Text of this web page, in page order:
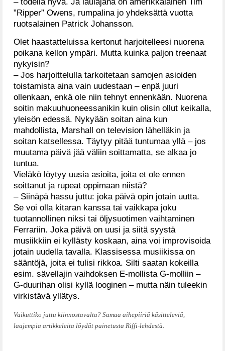
”Ripper” Owens, rumpalina jo yhdeksättä vuotta
ruotsalainen Patrick Johansson.
Olet haastatteluissa kertonut harjoitelleesi nuorena
poikana kellon ympäri. Mutta kuinka paljon treenaat
nykyisin?
– Jos harjoittelulla tarkoitetaan samojen asioiden
toistamista aina vain uudestaan – enpä juuri
ollenkaan, enkä ole niin tehnyt ennenkään. Nuorena
soitin makuuhuoneessanikin kuin olisin ollut keikalla,
yleisön edessä. Nykyään soitan aina kun
mahdollista, Marshall on television lähelläkin ja
soitan katsellessa. Täytyy pitää tuntumaa yllä – jos
muutama päivä jää väliin soittamatta, se alkaa jo
tuntua.
Vieläkö löytyy uusia asioita, joita et ole ennen
soittanut ja rupeat oppimaan niistä?
– Siinäpä hassu juttu: joka päivä opin jotain uutta.
Se voi olla kitaran kanssa tai vaikkapa joku
tuotannollinen niksi tai öljysuotimen vaihtaminen
Ferrariin. Joka päivä on uusi ja siitä syystä
musiikkiin ei kyllästy koskaan, aina voi improvisoida
jotain uudella tavalla. Klassisessa musiikissa on
sääntöjä, joita ei tulisi rikkoa. Silti saatan kokeilla
esim. sävellajin vaihdoksen E-mollista G-molliin –
G-duurihan olisi kyllä looginen – mutta näin tuleekin
virkistävä yllätys.
Vaikuttiko juttu kiinnostavalta? Samaa aihepiiriä käsitteleviä,
laajempia artikkeleita löydät painetusta Riffi-lehdestä.